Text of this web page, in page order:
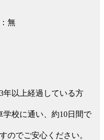
無
年以上経過している方
校に通い、約10日間で
のでご安心ください。